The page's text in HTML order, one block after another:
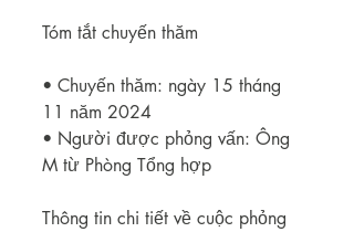
Tóm tắt chuyến thăm
• Chuyến thăm: ngày 15 tháng
11 năm 2024
• Người được phỏng vấn: Ông
M từ Phòng Tổng hợp
Thông tin chi tiết về cuộc phỏng